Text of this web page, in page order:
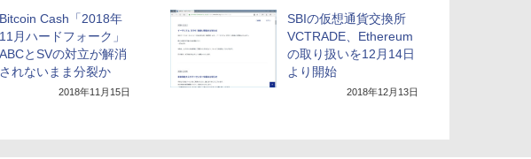
Bitcoin Cash「2018年
11月ハードフォーク」
ABCとSVの対立が解消
されないまま分裂か
2018年11月15日
SBIの仮想通貨交換所
VCTRADE、Ethereum
の取り扱いを12月14日
より開始
2018年12月13日